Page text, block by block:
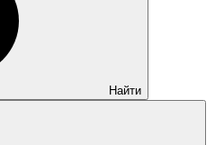
Найти